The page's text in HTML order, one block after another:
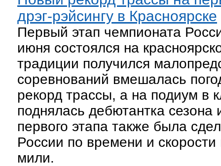
дрэг-рэйсингу в Красноярске
Первый этап чемпионата
июня состоялся на
традиции получился
соревнований вмешалась
рекорд трассы, а на подиум в
поднялась дебютантка
первого этапа также была
России по времени и
мили.